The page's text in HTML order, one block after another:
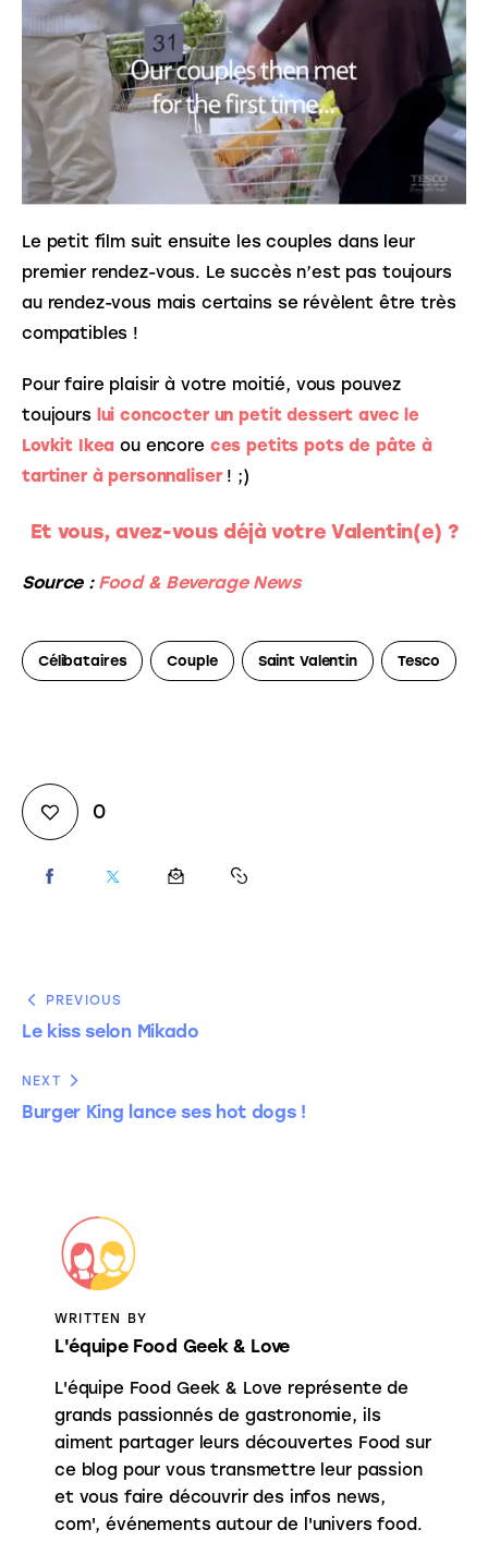
Le petit film suit ensuite les couples dans leur
premier rendez-vous. Le succès n’est pas toujours
au rendez-vous mais certains se révèlent être très
compatibles !
Pour faire plaisir à votre moitié, vous pouvez
toujours lui concocter un petit dessert avec le
Lovkit Ikea ou encore ces petits pots de pâte à
tartiner à personnaliser ! ;)
Et vous, avez-vous déjà votre Valentin(e) ?
Source : Food & Beverage News
Célibataires Couple Saint Valentin Tesco
0
PREVIOUS
Le kiss selon Mikado
NEXT
Burger King lance ses hot dogs !
WRITTEN BY
L'équipe Food Geek & Love
L'équipe Food Geek & Love représente de
grands passionnés de gastronomie, ils
aiment partager leurs découvertes Food sur
ce blog pour vous transmettre leur passion
et vous faire découvrir des infos news,
com', événements autour de l'univers food.